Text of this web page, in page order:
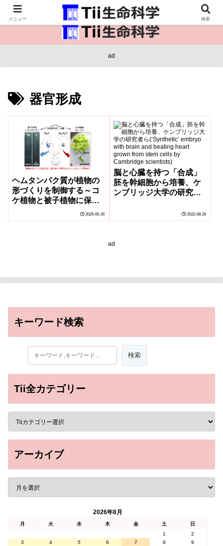
医療保健・生命・生物の情報インフラ。
ad
器官形成
ヘムタンパク質が植物の
形づくりを制御する～コ
ケ植物と被子植物に保存
されたRLFタンパク質の
役割を解明～
2025-05-26
脳と心臓を持つ「合成」
胚を幹細胞から培養、ケ
ンブリッジ大学の研究者
with brain and beating
heart grown from stem
scientists)
2022-08-26
ad
キーワード検索
Tii全カテゴリー
アーカイブ
2026年8月
月 火 水 木 金 土
日
1
2
3
4 5 6 7 8
9
メニュー 検索